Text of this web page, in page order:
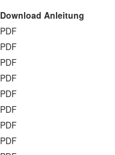
Download Anleitung
PDF
PDF
PDF
PDF
PDF
PDF
PDF
PDF